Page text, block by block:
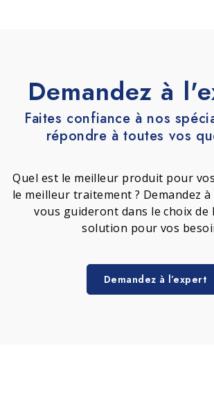
Demandez à
Faites confiance à nos
répondre à toutes vos
Quel est le meilleur produit pour
le meilleur traitement ? Demandez
vous guideront dans le choix de
solution pour vos
Demandez à l’expert